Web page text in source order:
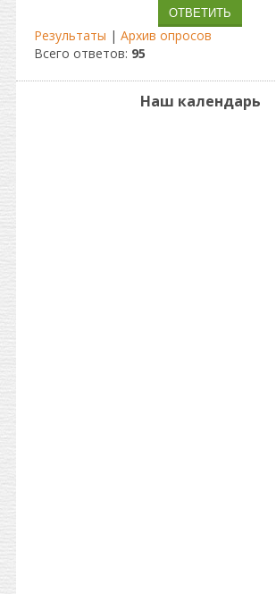
Результаты | Архив опросов
Всего ответов: 95
Наш календарь